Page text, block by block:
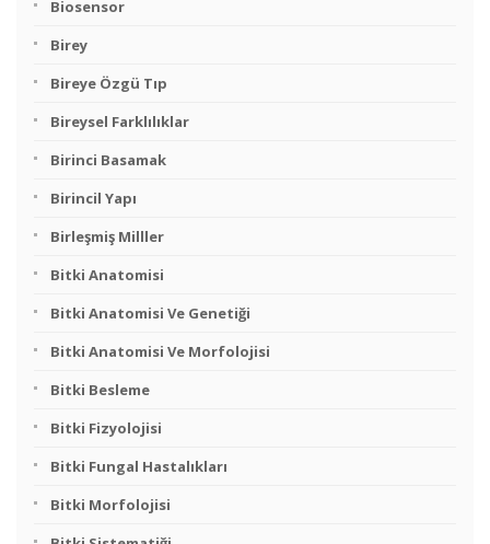
Biosensor
Birey
Bireye Özgü Tıp
Bireysel Farklılıklar
Birinci Basamak
Birincil Yapı
Birleşmiş Milller
Bitki Anatomisi
Bitki Anatomisi Ve Genetiği
Bitki Anatomisi Ve Morfolojisi
Bitki Besleme
Bitki Fizyolojisi
Bitki Fungal Hastalıkları
Bitki Morfolojisi